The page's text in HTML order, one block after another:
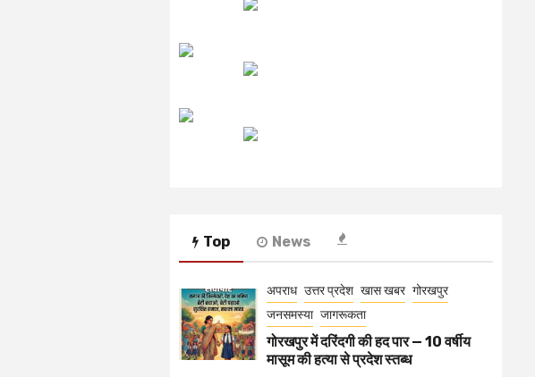
Top News
अपराध उत्तर प्रदेश खास खबर गोरखपुर
जनसमस्या जागरूकता
गोरखपुर में दरिंदगी की हद पार — 10 वर्षीय
मासूम की हत्या से प्रदेश स्तब्ध